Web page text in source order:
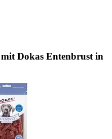
Dokas Entenbrust in